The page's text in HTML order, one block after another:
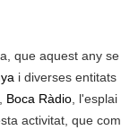
que aquest any se
i diverses entitats
Boca Ràdio , l'esplai
activitat, que com